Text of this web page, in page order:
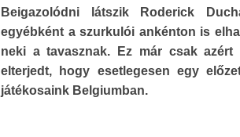
Beigazolódni látszik Roderick
egyébként a szurkulói ankénton is
neki a tavasznak. Ez már csak
elterjedt, hogy esetlegesen egy
játékosaink Belgiumban.